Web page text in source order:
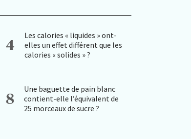
4
Les calories « liquides » ont-
elles un effet différent que les
calories « solides » ?
8
Une baguette de pain blanc
contient-elle l’équivalent de
25 morceaux de sucre ?